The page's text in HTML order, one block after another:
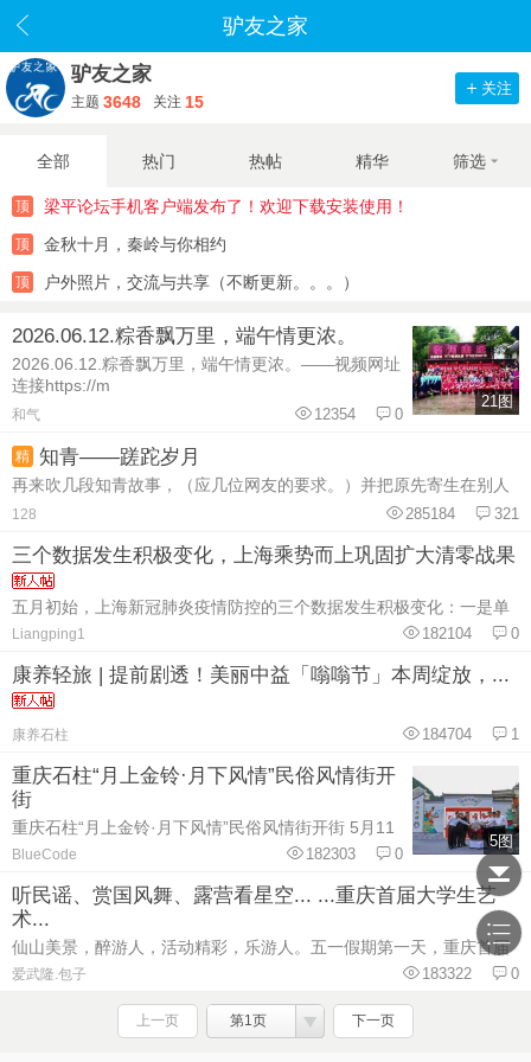
驴友之家
驴友之家
主题 3648 关注 15
关注
全部 热门 热帖 精华 筛选
顶 梁平论坛手机客户端发布了！欢迎下载安装使用！
顶 金秋十月，秦岭与你相约
顶 户外照片，交流与共享（不断更新。。。）
21图
2026.06.12.粽香飘万里，端午情更浓。
2026.06.12.粽香飘万里，端午情更浓。——视频网址
连接https://m
和气 0
12354
精 知青——蹉跎岁月
再来吹几段知青故事，（应几位网友的要求。）并把原先寄生在别人
128 321
285184
三个数据发生积极变化，上海乘势而上巩固扩大清零战果
五月初始，上海新冠肺炎疫情防控的三个数据发生积极变化：一是单
Liangping1 0
182104
康养轻旅 | 提前剧透！美丽中益「嗡嗡节」本周绽放，...
康养石柱 1
184704
5图
重庆石柱“月上金铃·月下风情”民俗风情街开
街
重庆石柱“月上金铃·月下风情”民俗风情街开街 5月11
日，重庆
BlueCode 0
182303
听民谣、赏国风舞、露营看星空... ...重庆首届大学生艺
术...
仙山美景，醉游人，活动精彩，乐游人。五一假期第一天，重庆首届
爱武隆.包子 0
183322
上一页 第1页 下一页